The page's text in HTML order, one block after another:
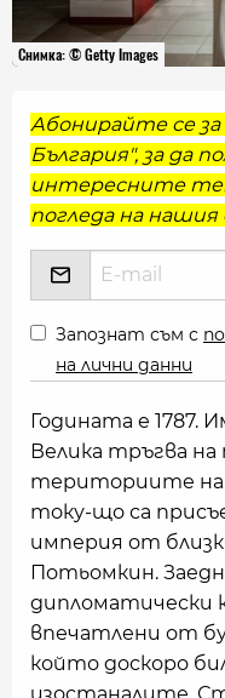
Снимка: © Getty Images
Абонирайте се
България", за да
интересните
погледа на нашия
Запознат съм с
на лични данни
Годината е 1787.
Велика тръгва
териториите
току-що са
империя от
Потьомкин.
дипломатически
впечатлени от
който доскоро